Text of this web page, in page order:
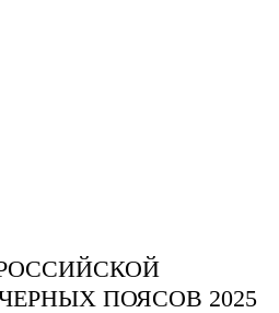
ПОЯСОВ 2025